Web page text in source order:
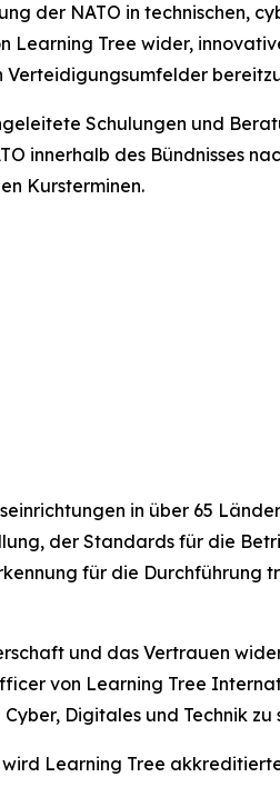
der NATO in technischen,
Learning Tree wider,
Schulungen und
innerhalb des Bündnisses
Kursterminen.
in über 65
der Standards für die
für die Durchführung
und das Vertrauen
von Learning Tree
Digitales und Technik zu
Learning Tree